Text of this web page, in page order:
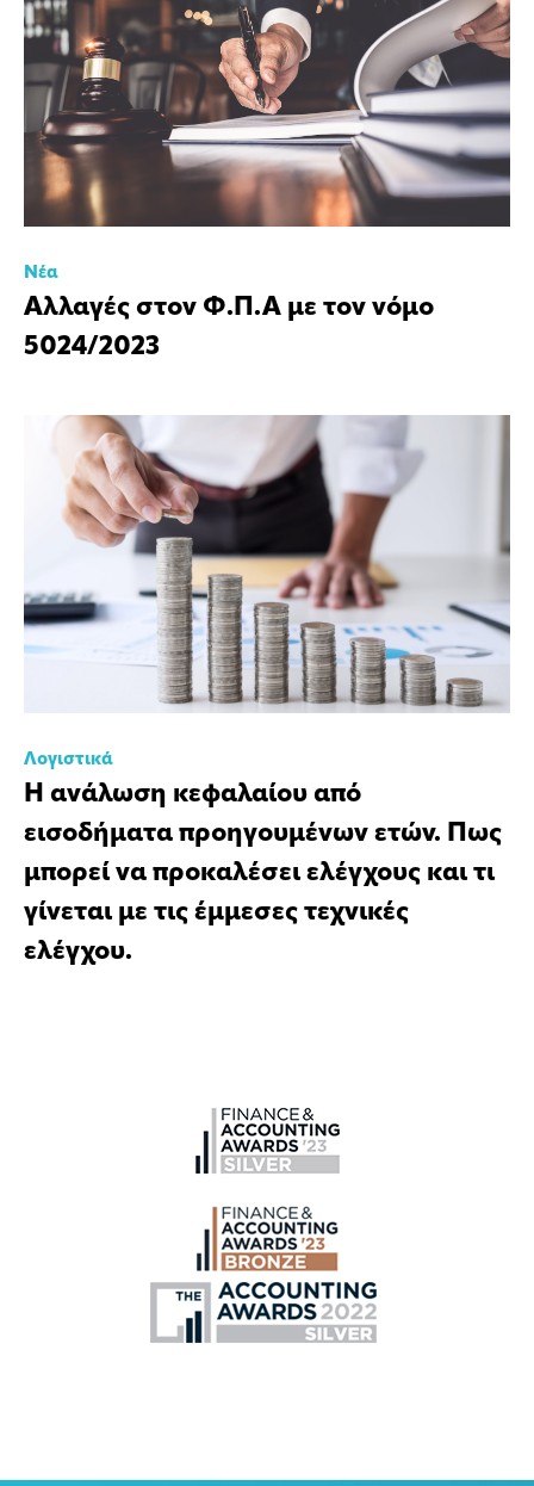
Νέα
Αλλαγές στον Φ.Π.Α με τον νόμο
5024/2023
Λογιστικά
Η ανάλωση κεφαλαίου από
εισοδήματα προηγουμένων ετών. Πως
μπορεί να προκαλέσει ελέγχους και τι
γίνεται με τις έμμεσες τεχνικές
ελέγχου.